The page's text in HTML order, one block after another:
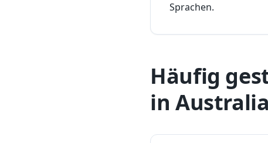
Sprachen.
Häufig
in Australia